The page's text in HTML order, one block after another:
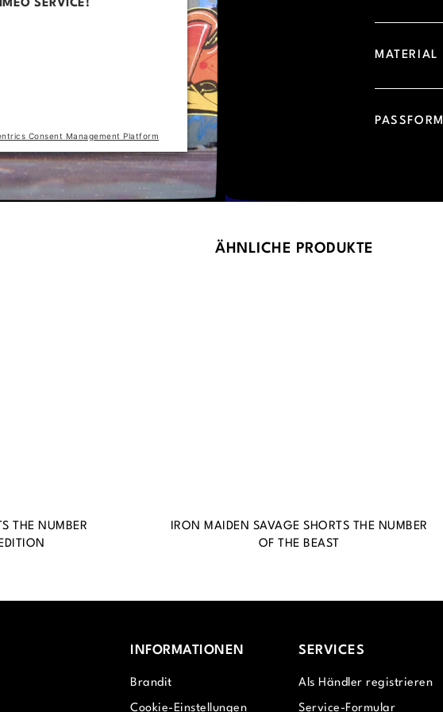
SERVICE!
Consent Management Platform
MATERIAL
PASSFORM
ÄHNLICHE PRODUKTE
THE NUMBER
IRON MAIDEN SAVAGE SHORTS THE NUMBER
OF THE BEAST
INFORMATIONEN
Brandit
Cookie-Einstellungen
SERVICES
Als Händler registrieren
Service-Formular